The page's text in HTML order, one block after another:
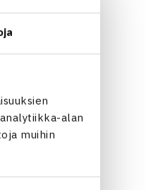
alan
muihin